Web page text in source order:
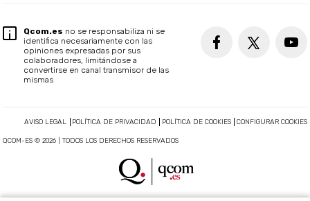
Qcom.es no se responsabiliza ni se
identifica necesariamente con las
opiniones expresadas por sus
colaboradores, limitándose a
convertirse en canal transmisor de las
mismas
AVISO LEGAL POLÍTICA DE PRIVACIDAD POLÍTICA DE COOKIES CONFIGURAR COOKIES
QCOM-ES © 2026 | TODOS LOS DERECHOS RESERVADOS